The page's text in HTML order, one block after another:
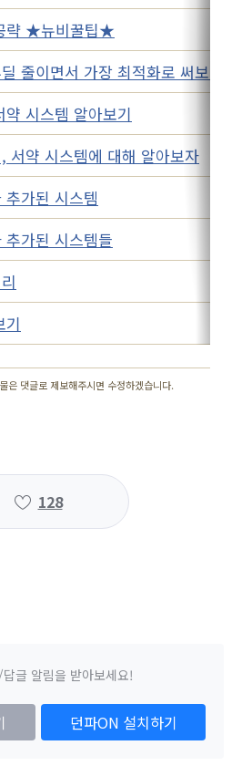
략 ★뉴비꿀팁★
줄이면서 가장 최적화로 써보기
시스템 알아보기
서약 시스템에 대해 알아보자
가된 시스템
가된 시스템들
기
은 댓글로 제보해주시면 수정하겠습니다.
128
글 알림을 받아보세요!
던파ON 설치하기